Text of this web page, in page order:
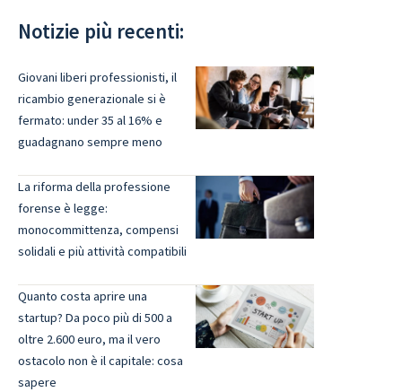
Notizie più recenti:
Giovani liberi professionisti, il
ricambio generazionale si è
fermato: under 35 al 16% e
guadagnano sempre meno
La riforma della professione
forense è legge:
monocommittenza, compensi
solidali e più attività compatibili
Quanto costa aprire una
startup? Da poco più di 500 a
oltre 2.600 euro, ma il vero
ostacolo non è il capitale: cosa
sapere